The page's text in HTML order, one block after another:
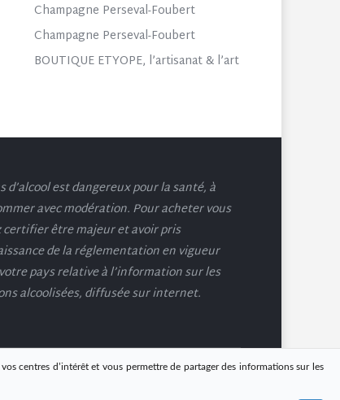
Champagne Perseval-Foubert
Champagne Perseval-Foubert
BOUTIQUE ETYOPE, l’artisanat & l’art
d’alcool est dangereux pour la santé, à
avec modération. Pour acheter vous
certifier être majeur et avoir pris
de la réglementation en vigueur
pays relative à l’information sur les
alcoolisées, diffusée sur internet.
centres d’intérêt et vous permettre de partager des informations sur les